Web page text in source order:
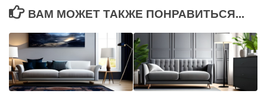
ВАМ МОЖЕТ ТАКЖЕ ПОНРАВИТЬСЯ...